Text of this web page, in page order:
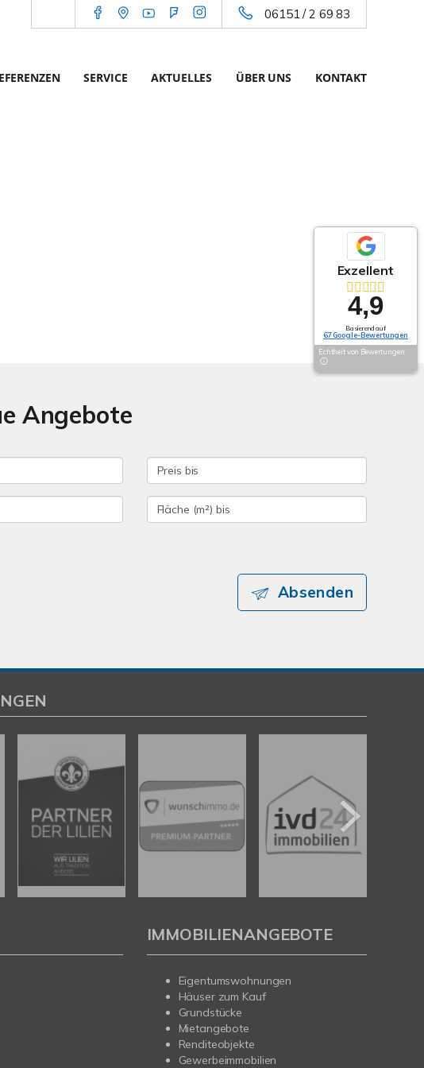
06151 / 2 69 83
SERVICE AKTUELLES ÜBER UNS KONTAKT
Angebote
Absenden
Exzellent
4,9
Basierend auf
67 Google-Bewertungen
Echtheit von Bewertungen
IMMOBILIENANGEBOTE
Eigentumswohnungen
Häuser zum Kauf
Grundstücke
Mietangebote
Renditeobjekte
Gewerbeimmobilien